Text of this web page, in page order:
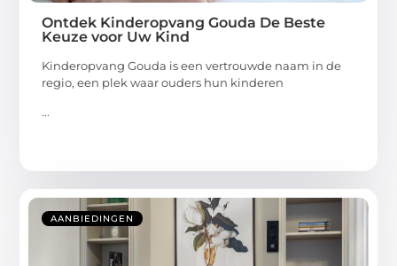
Ontdek Kinderopvang Gouda De Beste
Keuze voor Uw Kind
Kinderopvang Gouda is een vertrouwde naam in de
regio, een plek waar ouders hun kinderen
...
AANBIEDINGEN